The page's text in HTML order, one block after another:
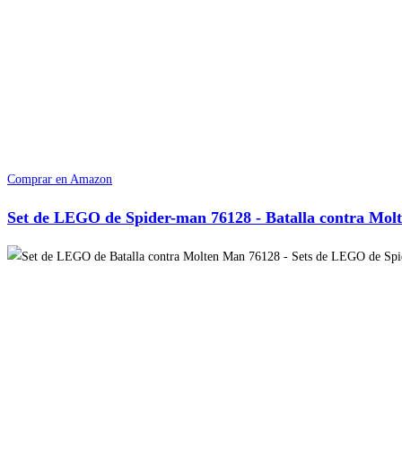
Comprar en Amazon
Set de LEGO de Spider-man 76128 - Batalla contra